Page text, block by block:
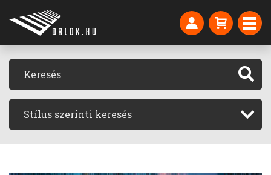
Stílus szerinti keresés